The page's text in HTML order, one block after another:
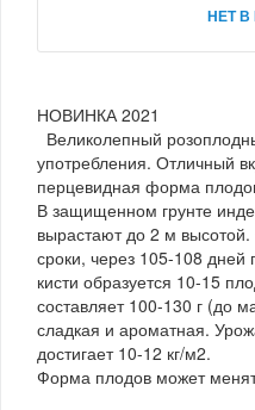
НЕТ
НОВИНКА 2021
Великолепный
употребления. Отличный
перцевидная форма
В защищенном грунте
вырастают до 2 м
сроки, через 105-108
кисти образуется 10-15
составляет 100-130 г (до
сладкая и ароматная.
достигает 10-12 кг/м2.
Форма плодов может